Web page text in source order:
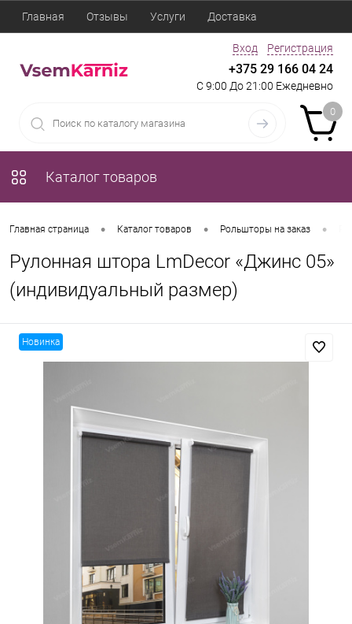
Главная Отзывы Услуги Доставка
Вход Регистрация
+375 29 166 04 24
С 9:00 До 21:00 Ежедневно
0
Каталог товаров
Главная страница • Каталог товаров • Рольшторы на заказ •
Рулонная штора LmDecor «Джинс 05»
(индивидуальный размер)
Новинка